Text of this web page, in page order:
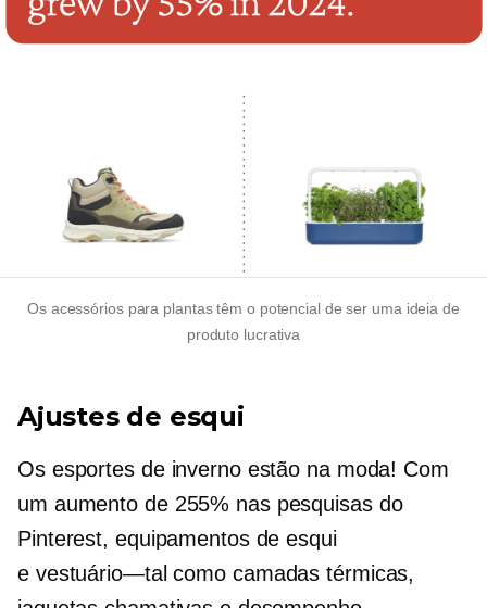
Os acessórios para plantas têm o potencial de ser uma ideia de
produto lucrativa
Ajustes de esqui
Os esportes de inverno estão na moda! Com
um aumento de 255% nas pesquisas do
Pinterest, equipamentos de esqui
e vestuário—talcomo camadas térmicas,